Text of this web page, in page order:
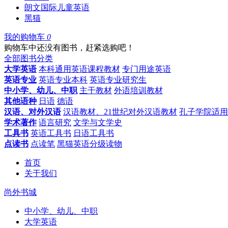
朗文国际儿童英语
黑猫
我的购物车 0
购物车中还没有图书，赶紧选购吧！
全部图书分类
大学英语 本科通用英语课程教材 专门用途英语
英语专业 英语专业本科 英语专业研究生
中小学、幼儿、中职 主干教材 外语培训教材
其他语种 日语 德语
汉语、对外汉语 汉语教材、21世纪对外汉语教材 孔子学院适
学术著作 语言研究 文学与文学史
工具书 英语工具书 日语工具书
点读书 点读笔 黑猫英语分级读物
首页
关于我们
尚外书城
中小学、幼儿、中职
大学英语